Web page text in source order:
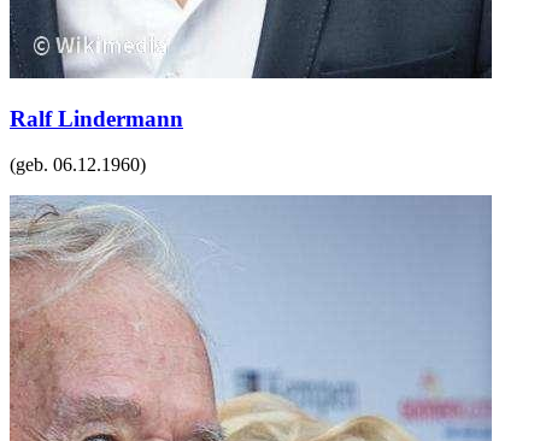
Ralf Lindermann
(geb. 06.12.1960)